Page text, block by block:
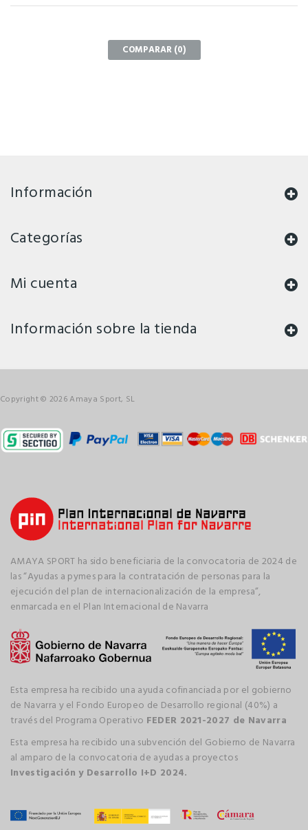
COMPARAR (0)
Información
Categorías
Mi cuenta
Información sobre la tienda
Copyright © 2026 Amaya Sport, SL
AMAYA SPORT ha sido beneficiaria de la convocatoria de 2024 de
las “Ayudas a pymes para la contratación de personas para la
ejecución del plan de internacionalización de la empresa”,
enmarcada en el Plan Internacional de Navarra
Esta empresa ha recibido una ayuda cofinanciada por el gobierno
de Navarra y el Fondo Europeo de Desarrollo regional (40%) a
través del Programa Operativo FEDER 2021-2027 de Navarra
Esta empresa ha recibido una subvención del Gobierno de Navarra
al amparo de la convocatoria de ayudas a proyectos
Investigación y Desarrollo I+D 2024.